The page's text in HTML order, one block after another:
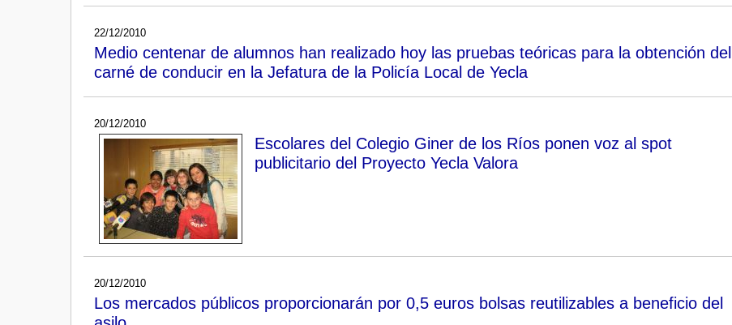
22/12/2010
Medio centenar de alumnos han realizado hoy las pruebas teóricas para la obtención del
carné de conducir en la Jefatura de la Policía Local de Yecla
20/12/2010
Escolares del Colegio Giner de los Ríos ponen voz al spot
publicitario del Proyecto Yecla Valora
20/12/2010
Los mercados públicos proporcionarán por 0,5 euros bolsas reutilizables a beneficio del